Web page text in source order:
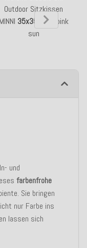
Outdoor Sitzkissen
MINNI 35x35x2cm
pink
sun
und
farbenfrohe
Sie bringen
nur Farbe ins
lassen sich